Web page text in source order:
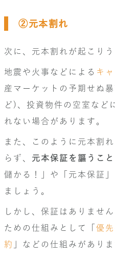
②元本割れ
次に、元本割れが起こりう
地震や火事などによる キ
産マーケットの予期せぬ
ど)、投資物件の空室など
れない場合があります。
また、このように元本割
らず、 元本保証を謳うこ
儲かる！」や「元本保証
ましょう。
しかし、保証はありませ
ための仕組みとして「 優
約
」などの仕組みがありま